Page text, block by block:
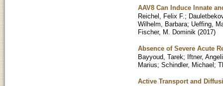
AAV8 Can Induce Innate
Reichel, Felix F. ;
Wilhelm, Barbara; Ueffing,
Fischer, M. Dominik (2017)
Absence of Severe Acute
Bayyoud, Tarek; Iftner,
Marius; Schindler, Michael;
Active Transport and